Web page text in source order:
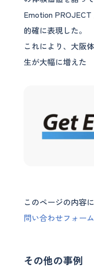
Emotion
的確に表現した。
これにより、大阪
生が大幅に増えた
このページの内容
問い合わせフォーム
その他の事例